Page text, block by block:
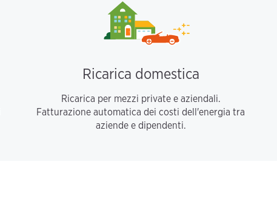
Ricarica domestica
Ricarica per mezzi private e aziendali.
Fatturazione automatica dei costi dell'energia tra
aziende e dipendenti.